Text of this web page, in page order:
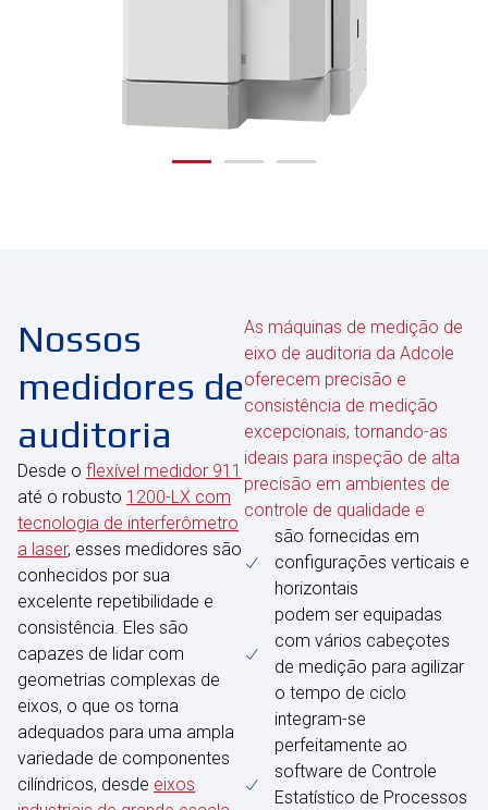
Nossos
medidores de
auditoria
Desde o flexível medidor 911
até o robusto 1200-LX com
tecnologia de interferômetro
a laser, esses medidores são
conhecidos por sua
excelente repetibilidade e
consistência. Eles são
capazes de lidar com
geometrias complexas de
eixos, o que os torna
adequados para uma ampla
variedade de componentes
cilíndricos, desde eixos
As máquinas de medição de
eixo de auditoria da Adcole
oferecem precisão e
consistência de medição
excepcionais, tornando-as
ideais para inspeção de alta
precisão em ambientes de
controle de qualidade e
são fornecidas em
configurações verticais e
horizontais
podem ser equipadas
com vários cabeçotes
de medição para agilizar
o tempo de ciclo
integram-se
perfeitamente ao
software de Controle
Estatístico de Processos